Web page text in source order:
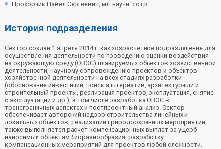
Прохорчик Павел Сергеевич, мл. научн. сотр.:
История подразделения
Сектор создан 1 апреля 2014 г. как хозрасчетное подразделение для
осуществления деятельности по проведению оценки воздействия
на окружающую среду (ОВОС) планируемых объектов хозяйственной
деятельности, научному сопровождению проектов и объектов
хозяйственной деятельности на всех стадиях разработки
(обоснование инвестиций, поиск альтернатив, архитектурный и
строительный проекты, реализация проектов, эксплуатация, снятие
с эксплуатации и др.), в том числе разработка ОВОС в
трансграничных аспектах и постпроектный анализ. Сектор
обеспечивает авторский надзор строительства линейных и
локальных объектов, реализации природоохранных мероприятий,
также выполняется расчет компенсационных выплат за ущерб
наносимый объектам биоразнообразия, разработку
компенсационных мероприятий для проектов любой сложности.